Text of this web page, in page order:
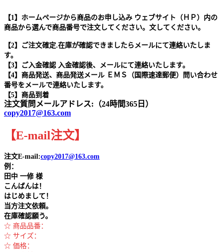
【1】ホームページから商品のお申し込み ウェブサイト（ＨＰ）内の
商品から選んで商品番号で注文してください。文してください。
【2】ご注文確定.在庫が確認できましたらメールにて連絡いたしま
す。
【3】ご入金確認 入金確認後、メールにて連絡いたします。
【4】商品発送、商品発送メール ＥＭＳ（国際速達郵便）問い合わせ
番号をメールで連絡いたします。
【5】商品到着
注文質問メールアドレス:（24時間365日）
copy2017@163.com
【E-mail注文】
注文E-mail:copy2017@163.com
例：
田中 一修 様
こんばんは！
はじめまして！
当方注文依頼。
在庫確認願う。
☆ 商品品番：
☆ サイズ：
☆ 価格：